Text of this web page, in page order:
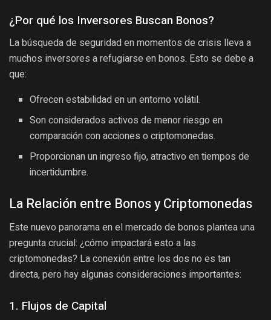
¿Por qué los Inversores Buscan Bonos?
La búsqueda de seguridad en momentos de crisis lleva a
muchos inversores a refugiarse en bonos. Esto se debe a
que:
Ofrecen estabilidad en un entorno volátil.
Son considerados activos de menor riesgo en
comparación con acciones o criptomonedas.
Proporcionan un ingreso fijo, atractivo en tiempos de
incertidumbre.
La Relación entre Bonos y Criptomonedas
Este nuevo panorama en el mercado de bonos plantea una
pregunta crucial: ¿cómo impactará esto a las
criptomonedas? La conexión entre los dos no es tan
directa, pero hay algunas consideraciones importantes:
1. Flujos de Capital